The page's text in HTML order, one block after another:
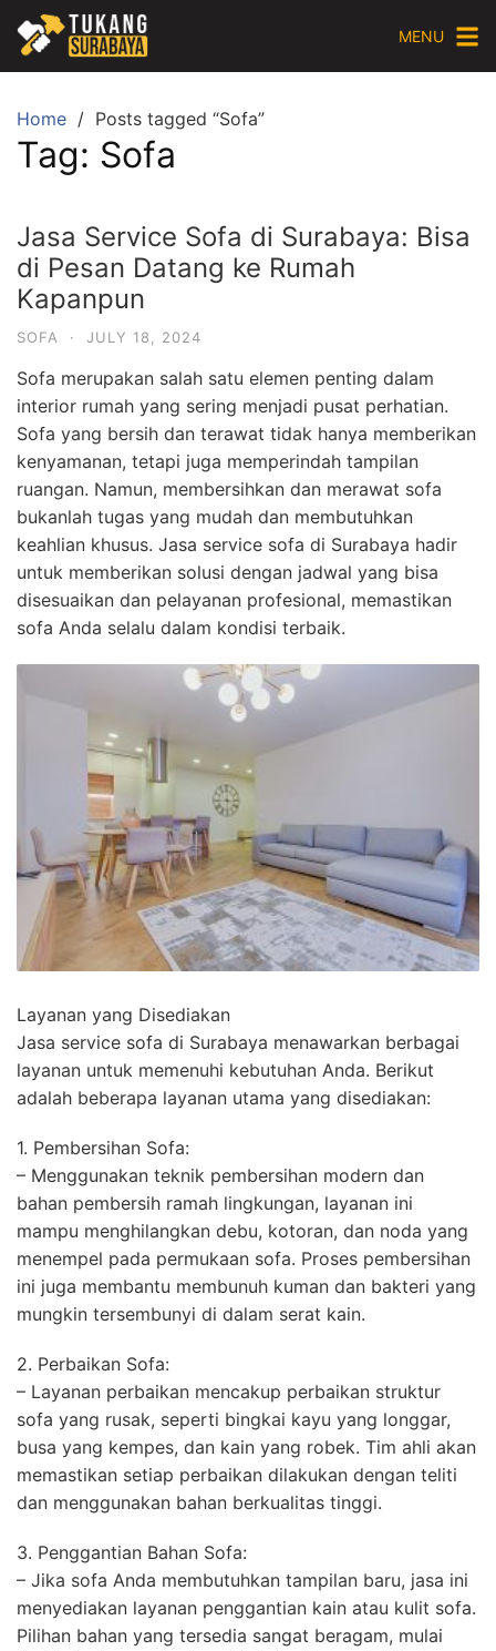
content
MENU
Home Posts tagged “Sofa”
Tag: Sofa
Jasa Service Sofa di Surabaya: Bisa
di Pesan Datang ke Rumah
Kapanpun
SOFA · JULY 18, 2024
Sofa merupakan salah satu elemen penting dalam
interior rumah yang sering menjadi pusat perhatian.
Sofa yang bersih dan terawat tidak hanya memberikan
kenyamanan, tetapi juga memperindah tampilan
ruangan. Namun, membersihkan dan merawat sofa
bukanlah tugas yang mudah dan membutuhkan
keahlian khusus. Jasa service sofa di Surabaya hadir
untuk memberikan solusi dengan jadwal yang bisa
disesuaikan dan pelayanan profesional, memastikan
sofa Anda selalu dalam kondisi terbaik.
Layanan yang Disediakan
Jasa service sofa di Surabaya menawarkan berbagai
layanan untuk memenuhi kebutuhan Anda. Berikut
adalah beberapa layanan utama yang disediakan:
1. Pembersihan Sofa:
– Menggunakan teknik pembersihan modern dan
bahan pembersih ramah lingkungan, layanan ini
mampu menghilangkan debu, kotoran, dan noda yang
menempel pada permukaan sofa. Proses pembersihan
ini juga membantu membunuh kuman dan bakteri yang
mungkin tersembunyi di dalam serat kain.
2. Perbaikan Sofa:
– Layanan perbaikan mencakup perbaikan struktur
sofa yang rusak, seperti bingkai kayu yang longgar,
busa yang kempes, dan kain yang robek. Tim ahli akan
memastikan setiap perbaikan dilakukan dengan teliti
dan menggunakan bahan berkualitas tinggi.
3. Penggantian Bahan Sofa:
– Jika sofa Anda membutuhkan tampilan baru, jasa ini
menyediakan layanan penggantian kain atau kulit sofa.
Pilihan bahan yang tersedia sangat beragam, mulai